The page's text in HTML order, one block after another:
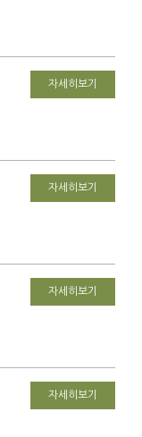
자세히보기
자세히보기
자세히보기
자세히보기